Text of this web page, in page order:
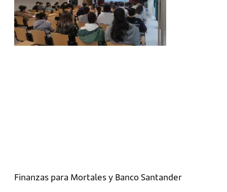
Finanzas para Mortales y Banco Santander